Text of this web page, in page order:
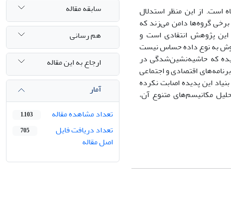
از این منظر استدلال
گروه‌ها دامن می‌زند که
پژوهش انتقادی است و
روش به نوع داده حساس نیست
که حاشیه‌نشین‌شدگی در
اقتصادی و اجتماعی
این پدیده اصابت نکرده
مکانیسم‌های متنوع آن،
سابقه مقاله
هم رسانی
ارجاع به این مقاله
آمار
تعداد مشاهده مقاله
1,103
تعداد دریافت فایل
اصل مقاله
705